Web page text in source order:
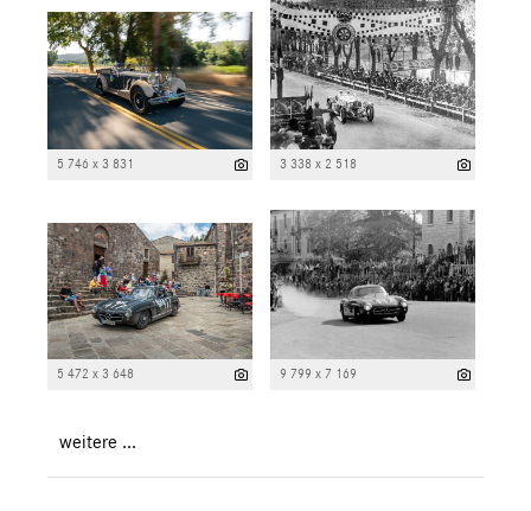
5 746 x 3 831 3 338 x 2 518
5 472 x 3 648 9 799 x 7 169
weitere ...